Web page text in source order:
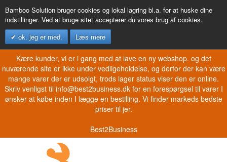
Bamboo Solution bruger cookies og lokal lagring bl.a. for at huske dine
indstillinger. Ved at bruge sitet accepterer du vores brug af cookies.
ok. jeg er med.
Læs mere
Kære kunder, vi er i gang med at lave en ny webshop. og det
nuværende site er ikke under vedligeholdelse, og derfor der kan være
mange varer der er udsolgt, trods lager status viser den er online.
Skriv venligst til info@best2business.dk for en forespørgsel til varer I
ønsker at købe inden I lægge en bestilling. Vi finder markeds bedste
priser til jer.
Best2Business